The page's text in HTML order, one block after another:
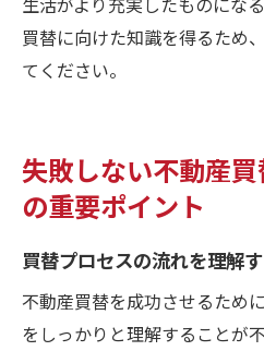
買替に向けた知識を得るため
てください。
失敗しない不動産
の重要ポイント
買替プロセスの流れを理解
不動産買替を成功させるため
をしっかりと理解することが